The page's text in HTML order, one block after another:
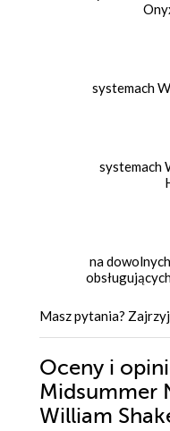
systemach
systemach
na
Masz pytania?
Oceny i
Midsummer
William